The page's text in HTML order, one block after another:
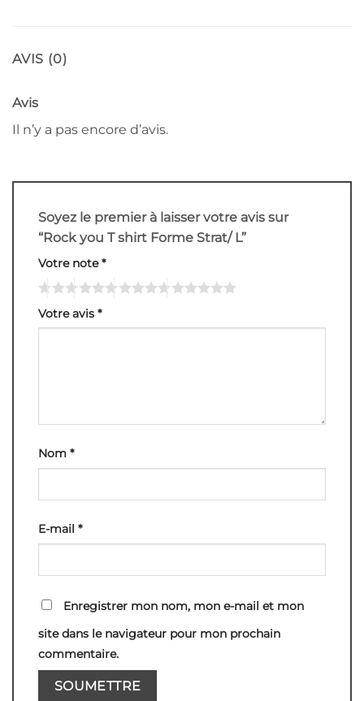
AVIS (0)
Avis
Il n’y a pas encore d’avis.
Soyez le premier à laisser votre avis sur
“Rock you T shirt Forme Strat/ L”
Votre note*
Votre avis *
Nom *
E-mail *
Enregistrer mon nom, mon e-mail et mon
site dans le navigateur pour mon prochain
commentaire.